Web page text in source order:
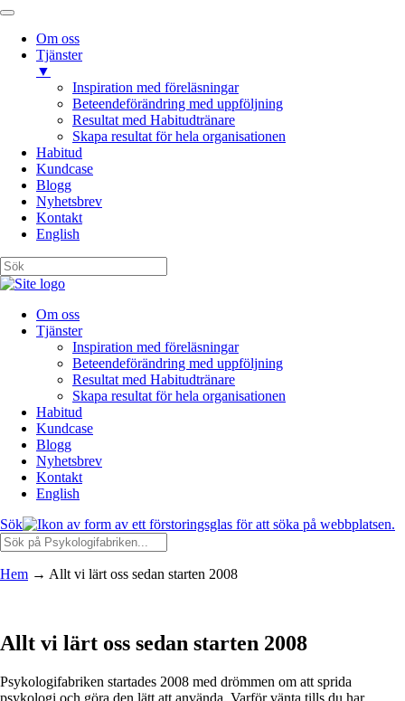
Om oss
Tjänster
▼
Inspiration med föreläsningar
Beteendeförändring med uppföljning
Resultat med Habitudtränare
Skapa resultat för hela organisationen
Habitud
Kundcase
Blogg
Nyhetsbrev
Kontakt
English
Om oss
Tjänster
Inspiration med föreläsningar
Beteendeförändring med uppföljning
Resultat med Habitudtränare
Skapa resultat för hela organisationen
Habitud
Kundcase
Blogg
Nyhetsbrev
Kontakt
English
Sök
Hem → Allt vi lärt oss sedan starten 2008
Allt vi lärt oss sedan starten 2008
Psykologifabriken startades 2008 med drömmen om att sprida
psykologi och göra den lätt att använda. Varför vänta tills du har